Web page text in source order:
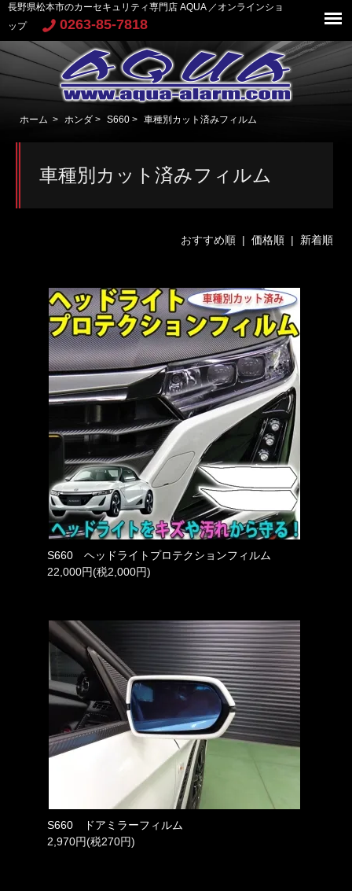
長野県松本市のカーセキュリティ専門店 AQUA ／オンラインショ
ップ
0263-85-7818
ホーム > ホンダ > S660 > 車種別カット済みフィルム
車種別カット済みフィルム
おすすめ順 | 価格順| 新着順
S660 ヘッドライトプロテクションフィルム
22,000円(税2,000円)
S660 ドアミラーフィルム
2,970円(税270円)